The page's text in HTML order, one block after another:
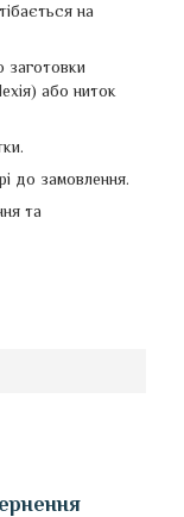
на
заготовки
або ниток
до замовлення.
та